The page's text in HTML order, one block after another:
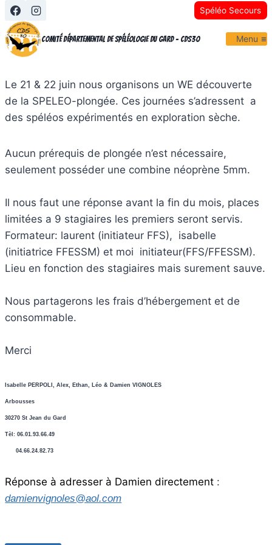
Aller
au
contenu
Spéléo Secours
Comité Départemental de Spéléologie du Gard - CDS30 Menu
Le 21 & 22 juin nous organisons un WE découverte
de la SPELEO-plongée. Ces journées s’adressent a
des spéléos expérimentés en exploration sèche.
Aucun prérequis de plongée n’est nécessaire,
seulement posséder une combine néoprène 5mm.
Il nous faut une réponse avant la fin du mois, places
limitées a 9 stagiaires les premiers seront servis.
Formateur: laurent (initiateur FFS), isabelle
(initiatrice FFESSM) et moi initiateur(FFS/FFESSM).
Lieu en fonction des stagiaires mais surement sauve.
Nous partagerons les frais d’hébergement et de
consommable.
Merci
Isabelle PERPOLI, Alex, Ethan, Léo & Damien VIGNOLES
Arbousses
30270 St Jean du Gard
Tèl: 06.01.93.66.49
04.66.24.82.73
Réponse à adresser à Damien directement :
damienvignoles@aol.com